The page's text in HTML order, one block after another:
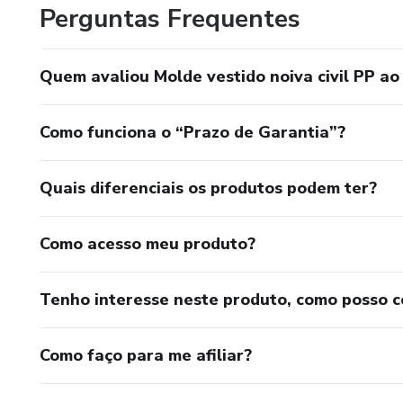
Perguntas Frequentes
Quem avaliou Molde vestido noiva civil PP ao
Como funciona o “Prazo de Garantia”?
Quais diferenciais os produtos podem ter?
Como acesso meu produto?
Tenho interesse neste produto, como posso
Como faço para me afiliar?